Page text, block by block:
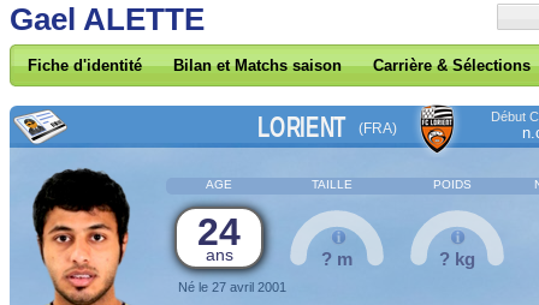
Gael ALETTE
Fiche d'identité Bilan et Matchs saison Carrière & Sélections
LORIENT (FRA)
Début
AGE TAILLE POIDS
24
ans
Né le 27 avril 2001
? m ? kg